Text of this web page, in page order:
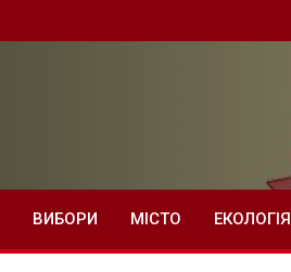
ВИБОРИ МІСТО ЕКОЛОГІЯ